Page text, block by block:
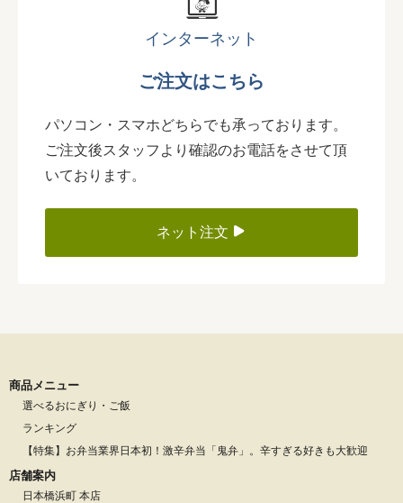
インターネット
ご注文はこちら
パソコン・スマホどちらでも承っております。
ご注文後スタッフより確認のお電話をさせて頂
いております。
ネット注文
商品メニュー
選べるおにぎり・ご飯
ランキング
【特集】お弁当業界日本初！激辛弁当「鬼弁」。辛すぎる好きも大歓迎
店舗案内
日本橋浜町 本店